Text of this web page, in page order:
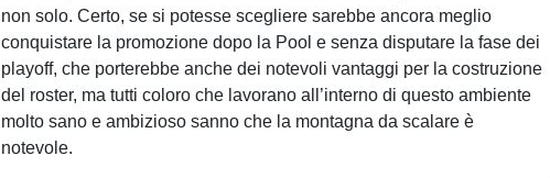
non solo. Certo, se si potesse scegliere sarebbe ancora meglio
conquistare la promozione dopo la Pool e senza disputare la fase dei
playoff, che porterebbe anche dei notevoli vantaggi per la costruzione
del roster, ma tutti coloro che lavorano all’interno di questo ambiente
molto sano e ambizioso sanno che la montagna da scalare è
notevole.